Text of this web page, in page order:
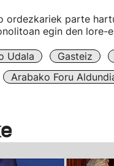
ordezkariek parte
egin den lore-
Udala Gasteiz
Arabako Foru